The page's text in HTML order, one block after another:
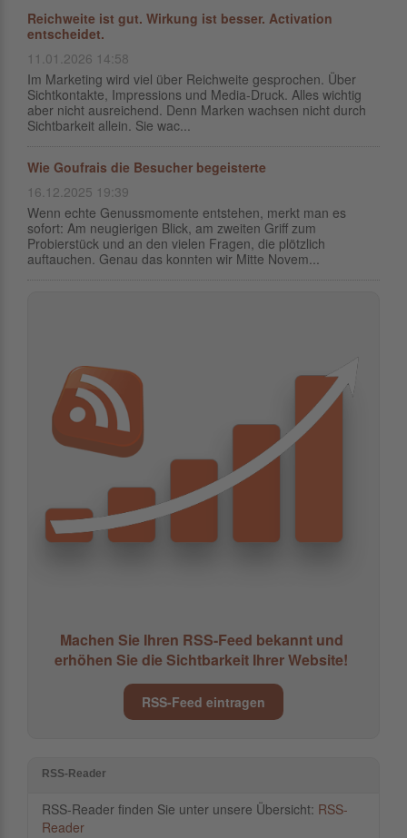
Reichweite ist gut. Wirkung ist besser. Activation
entscheidet.
11.01.2026 14:58
Im Marketing wird viel über Reichweite gesprochen. Über
Sichtkontakte, Impressions und Media-Druck. Alles wichtig
aber nicht ausreichend. Denn Marken wachsen nicht durch
Sichtbarkeit allein. Sie wac...
Wie Goufrais die Besucher begeisterte
16.12.2025 19:39
Wenn echte Genussmomente entstehen, merkt man es
sofort: Am neugierigen Blick, am zweiten Griff zum
Probierstück und an den vielen Fragen, die plötzlich
auftauchen. Genau das konnten wir Mitte Novem...
Machen Sie Ihren RSS-Feed bekannt und
erhöhen Sie die Sichtbarkeit Ihrer Website!
RSS-Feed eintragen
RSS-Reader
RSS-Reader finden Sie unter unsere Übersicht: RSS-
Reader